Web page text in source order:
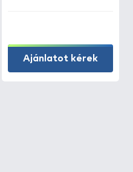
Ajánlatot kérek